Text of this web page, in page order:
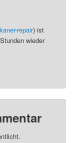
repair) ist
wieder